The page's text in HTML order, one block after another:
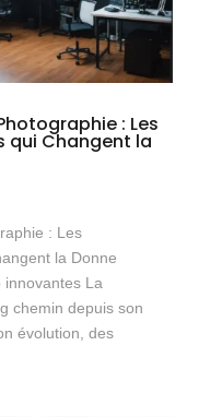
: Les
qui Changent la
: Les
la Donne
innovantes La
chemin depuis son
évolution, des